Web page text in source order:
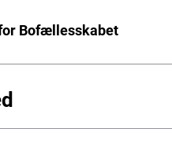
Bofællesskabet